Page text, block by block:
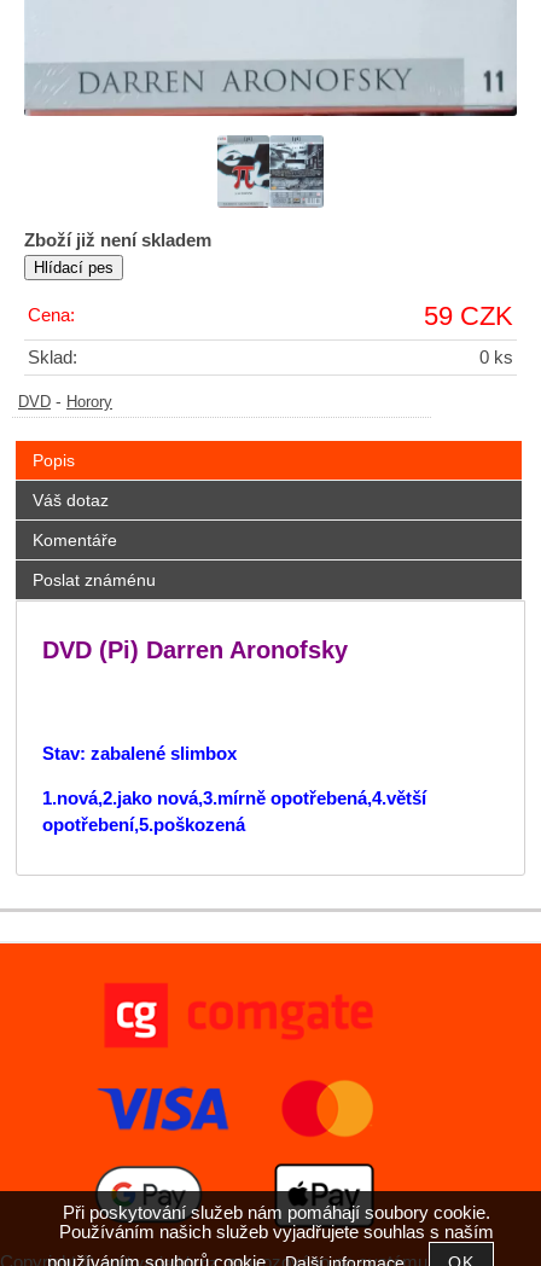
Zboží již není skladem
Cena: 59 CZK
Sklad: 0 ks
DVD - Horory
Popis
Váš dotaz
Komentáře
Poslat známénu
DVD (Pi) Darren Aronofsky
Stav: zabalené slimbox
1.nová,2.jako nová,3.mírně opotřebená,4.větší
opotřebení,5.poškozená
Copyright © ,provozováno na systému
Při poskytování služeb nám pomáhají soubory cookie.
Používáním našich služeb vyjadřujete souhlas s naším
používáním souborů cookie.